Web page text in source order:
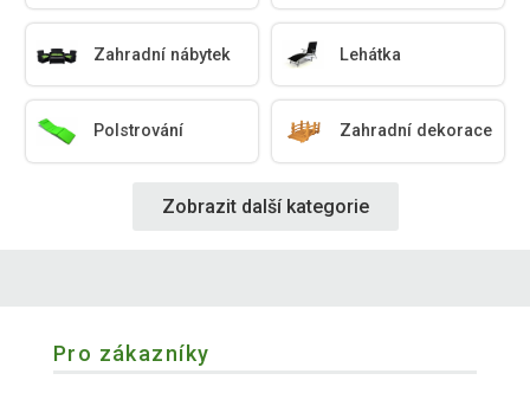
Zahradní nábytek Lehátka
Polstrování Zahradní dekorace
Zobrazit další kategorie
Pro zákazníky